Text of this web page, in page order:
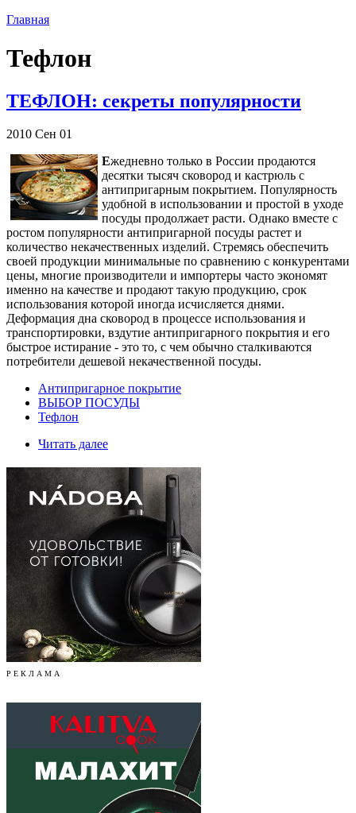
Главная
Тефлон
ТЕФЛОН: секреты популярности
2010 Сен 01
Ежедневно только в России продаются
десятки тысяч сковород и кастрюль с
антипригарным покрытием. Популярность
удобной в использовании и простой в уходе
посуды продолжает расти. Однако вместе с
ростом популярности антипригарной посуды растет и
количество некачественных изделий. Стремясь обеспечить
своей продукции минимальные по сравнению с конкурентами
цены, многие производители и импортеры часто экономят
именно на качестве и продают такую продукцию, срок
использования которой иногда исчисляется днями.
Деформация дна сковород в процессе использования и
транспортировки, вздутие антипригарного покрытия и его
быстрое истирание - это то, с чем обычно сталкиваются
потребители дешевой некачественной посуды.
Антипригарное покрытие
ВЫБОР ПОСУДЫ
Тефлон
Читать далее
Р Е К Л А М А